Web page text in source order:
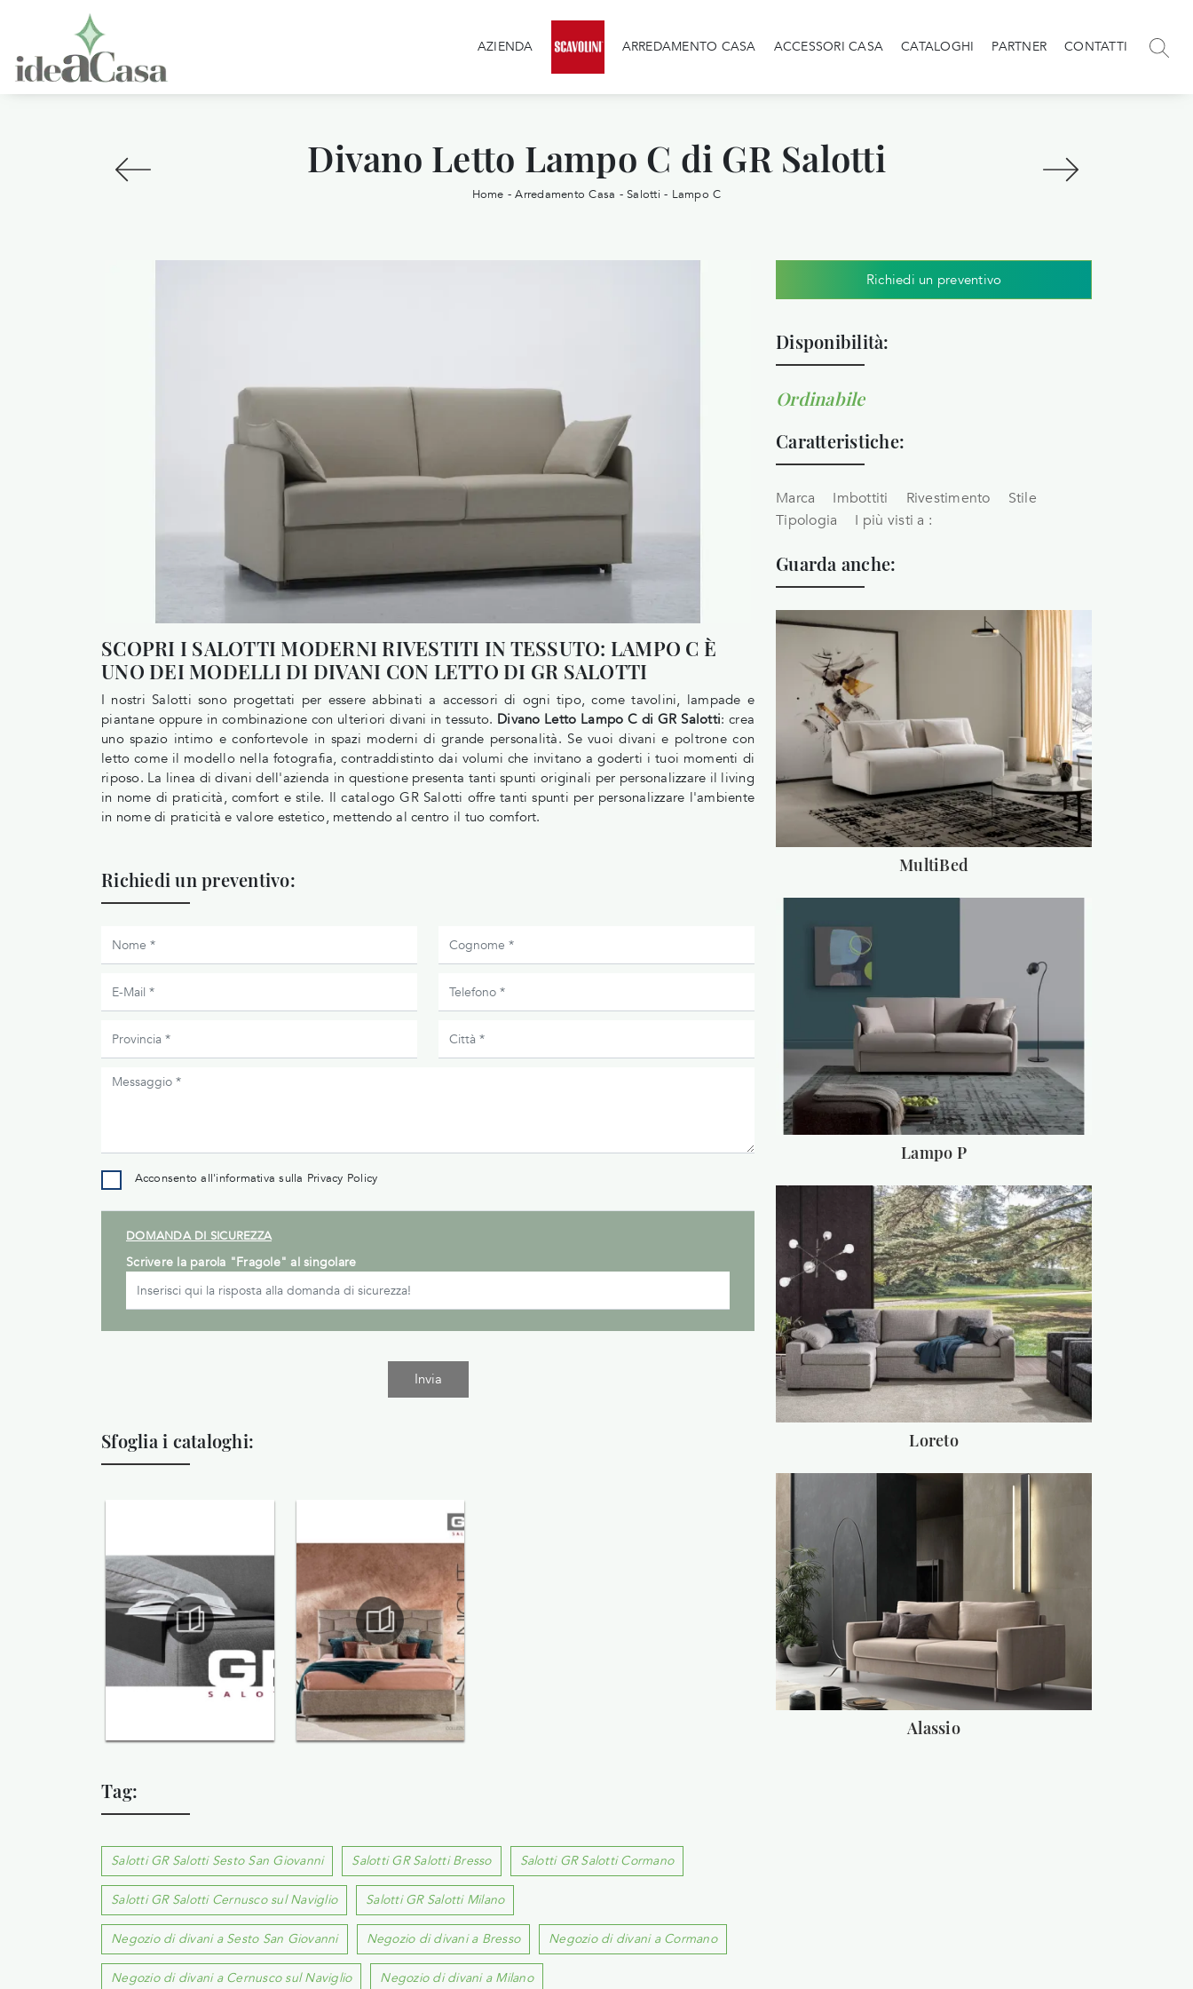
AZIENDA ARREDAMENTO CASA ACCESSORI CASA CATALOGHI PARTNER CONTATTI
Divano Letto Lampo C di GR Salotti
Home -Arredamento Casa - Salotti - Lampo C
SCOPRI I SALOTTI MODERNI RIVESTITI IN TESSUTO: LAMPO C È
UNO DEI MODELLI DI DIVANI CON LETTO DI GR SALOTTI
I nostri Salotti sono progettati per essere abbinati a accessori di ogni tipo, come tavolini, lampade e
piantane oppure in combinazione con ulteriori divani in tessuto. Divano Letto Lampo C di GR Salotti: crea
uno spazio intimo e confortevole in spazi moderni di grande personalità. Se vuoi divani e poltrone con
letto come il modello nella fotografia, contraddistinto dai volumi che invitano a goderti i tuoi momenti di
riposo. La linea di divani dell'azienda in questione presenta tanti spunti originali per personalizzare il living
in nome di praticità, comfort e stile. Il catalogo GR Salotti offre tanti spunti per personalizzare l'ambiente
in nome di praticità e valore estetico, mettendo al centro il tuo comfort.
Richiedi un preventivo:
Acconsento all'informativa sulla Privacy Policy
DOMANDA DI SICUREZZA
Scrivere la parola "Fragole" al singolare
Invia
Sfoglia i cataloghi:
Tag:
Salotti GR Salotti Sesto San Giovanni Salotti GR Salotti Bresso Salotti GR Salotti Cormano
Salotti GR Salotti Cernusco sul Naviglio Salotti GR Salotti Milano
Negozio di divani a Sesto San Giovanni Negozio di divani a Bresso Negozio di divani a Cormano
Negozio di divani a Cernusco sul Naviglio Negozio di divani a Milano
Richiedi un preventivo
Disponibilità:
Ordinabile
Caratteristiche:
Marca Imbottiti Rivestimento
Stile
Tipologia
I più visti a :
Guarda anche:
MultiBed
Lampo P
Loreto
Alassio